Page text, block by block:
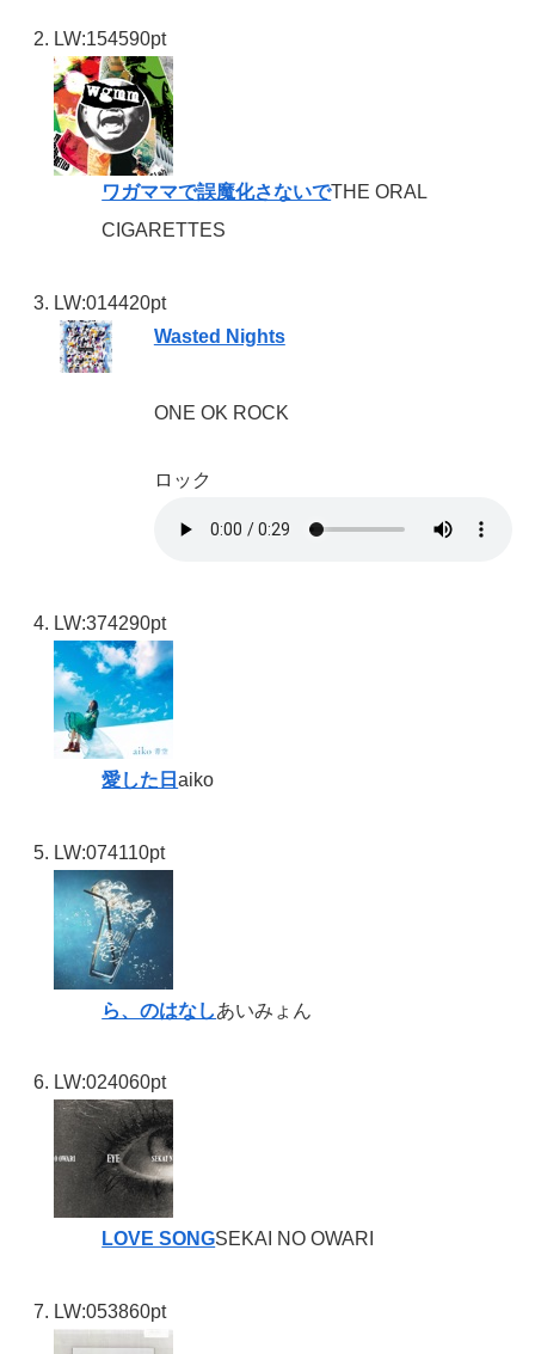
LW:154590pt
ワガママで誤魔化さないでTHE ORAL
CIGARETTES
LW:014420pt
Wasted Nights
ONE OK ROCK
ロック
LW:374290pt
愛した日aiko
LW:074110pt
ら、のはなしあいみょん
LW:024060pt
LOVE SONGSEKAI NO OWARI
LW:053860pt